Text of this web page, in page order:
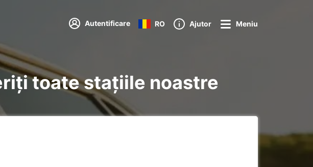
Autentificare RO Ajutor Meniu
toate stațiile noastre